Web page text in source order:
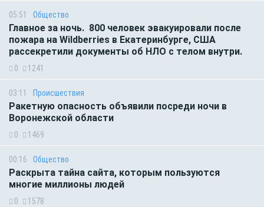
05:51 Общество
Главное за ночь. 800 человек эвакуировали после
пожара на Wildberries в Екатеринбурге, США
рассекретили документы об НЛО с телом внутри.
0 1241
03:11 Происшествия
Ракетную опасность объявили посреди ночи в
Воронежской области
0 1469
00:16 Общество
Раскрыта тайна сайта, которым пользуются
многие миллионы людей
0 1578